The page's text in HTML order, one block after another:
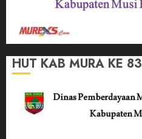
HUT KAB MURA KE 83